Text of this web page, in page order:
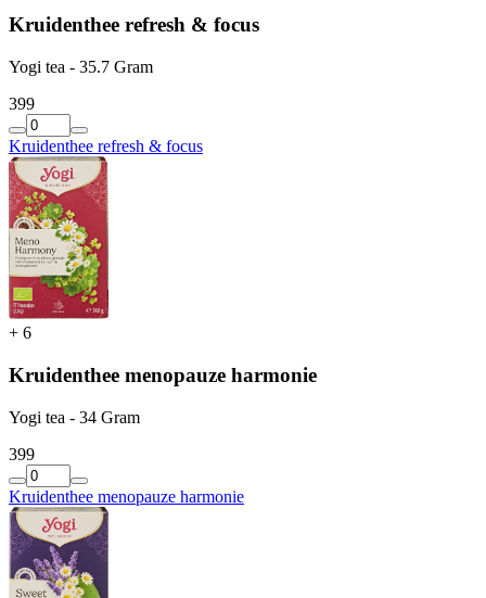
Kruidenthee refresh & focus
Yogi tea - 35.7 Gram
399
Kruidenthee refresh & focus
+ 6
Kruidenthee menopauze harmonie
Yogi tea - 34 Gram
399
Kruidenthee menopauze harmonie